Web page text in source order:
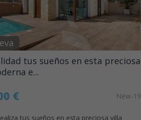
tus sueños en esta preciosa
e...
€ New-19
tus sueños en esta preciosa villa